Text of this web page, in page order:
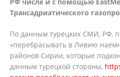
Трансадриатического
По данным турецких СМИ, РФ,
«перебрасывать в Ливию
районов Сирии, которые
данным турецкой стороны,